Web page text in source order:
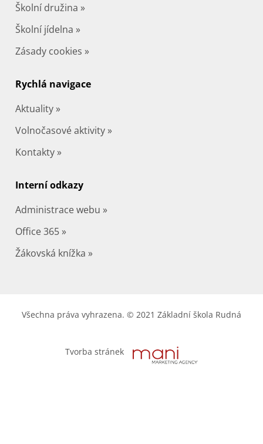
Školní družina »
Školní jídelna »
Zásady cookies »
Rychlá navigace
Aktuality »
Volnočasové aktivity »
Kontakty »
Interní odkazy
Administrace webu »
Office 365 »
Žákovská knížka »
Tvorba stránek
Všechna práva vyhrazena. © 2021 Základní škola Rudná